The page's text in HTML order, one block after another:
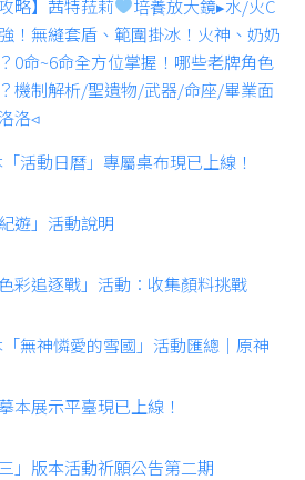
攻略】茜特菈莉
培養放大鏡▸水/火C
！無縫套盾、範圍掛冰！火神、奶奶
0命~6命全方位掌握！哪些老牌角色
機制解析/聖遺物/武器/命座/畢業面
洛◃
活動日曆」專屬桌布現已上線！
紀遊」活動說明
色彩追逐戰」活動：收集顏料挑戰
無神憐愛的雪國」活動匯總｜原神
本展示平臺現已上線！
三」版本活動祈願公告第二期